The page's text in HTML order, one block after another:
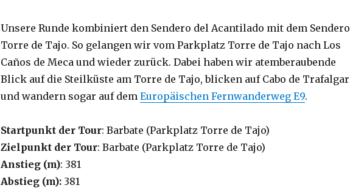
Unsere Runde kombiniert den Sendero del Acantilado mit dem Sendero
Torre de Tajo. So gelangen wir vom Parkplatz Torre de Tajo nach Los
Caños de Meca und wieder zurück. Dabei haben wir atemberaubende
Blick auf die Steilküste am Torre de Tajo, blicken auf Cabo de Trafalgar
und wandern sogar auf dem Europäischen Fernwanderweg E9.
Startpunkt der Tour: Barbate (Parkplatz Torre de Tajo)
Zielpunkt der Tour: Barbate (Parkplatz Torre de Tajo)
Anstieg (m): 381
Abstieg (m):381